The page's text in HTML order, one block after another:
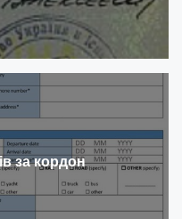
за кордон